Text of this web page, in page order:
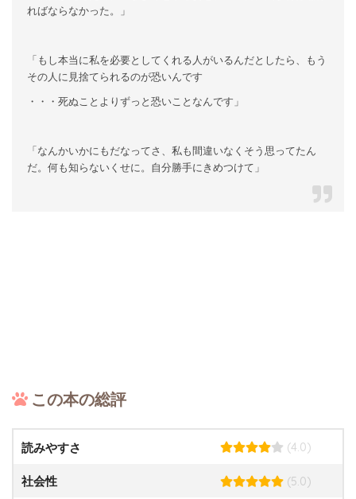
ればならなかった。」
「もし本当に私を必要としてくれる人がいるんだとしたら、もう
その人に見捨てられるのが恐いんです
・・・死ぬことよりずっと恐いことなんです」
「なんかいかにもだなってさ、私も間違いなくそう思ってたん
だ。何も知らないくせに。自分勝手にきめつけて」
この本の総評
読みやすさ (4.0)
社会性 (5.0)